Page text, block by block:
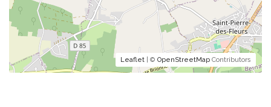
Leaflet | © OpenStreetMap Contributors